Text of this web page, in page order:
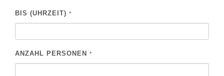
BIS (UHRZEIT) *
ANZAHL PERSONEN *